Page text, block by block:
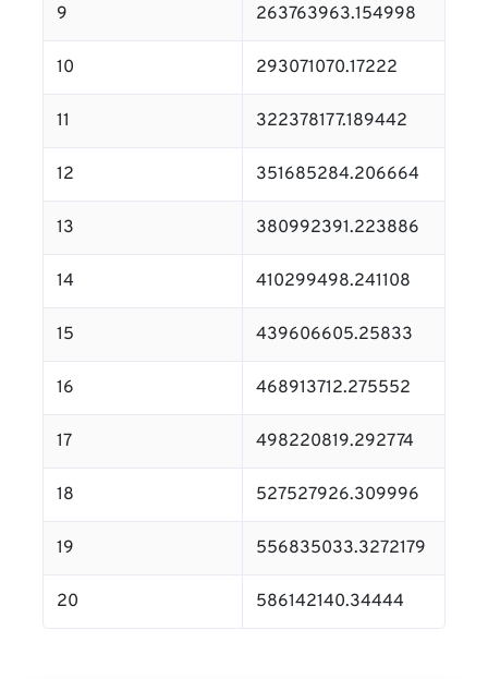
9 263763963.154998
10 293071070.17222
11 322378177.189442
12 351685284.206664
13 380992391.223886
14 410299498.241108
15 439606605.25833
16 468913712.275552
17 498220819.292774
18 527527926.309996
19 556835033.3272179
20 586142140.34444